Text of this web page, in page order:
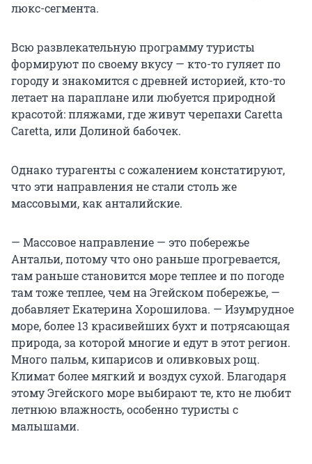
люкс-сегмента.
Всю развлекательную программу туристы
формируют по своему вкусу — кто-то гуляет по
городу и знакомится с древней историей, кто-то
летает на параплане или любуется природной
красотой: пляжами, где живут черепахи Caretta
Caretta, или Долиной бабочек.
Однако турагенты с сожалением констатируют,
что эти направления не стали столь же
массовыми, как анталийские.
— Массовое направление — это побережье
Антальи, потому что оно раньше прогревается,
там раньше становится море теплее и по погоде
там тоже теплее, чем на Эгейском побережье, —
добавляет Екатерина Хорошилова. — Изумрудное
море, более 13 красивейших бухт и потрясающая
природа, за которой многие и едут в этот регион.
Много пальм, кипарисов и оливковых рощ.
Климат более мягкий и воздух сухой. Благодаря
этому Эгейского море выбирают те, кто не любит
летнюю влажность, особенно туристы с
малышами.